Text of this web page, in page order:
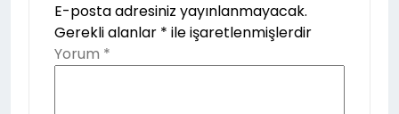
E-posta adresiniz yayınlanmayacak.
Gerekli alanlar * ile işaretlenmişlerdir
Yorum *